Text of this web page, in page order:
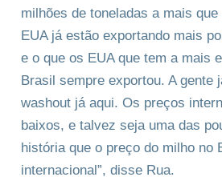
milhões de toneladas a mais
EUA já estão exportando mais
e o que os EUA que tem a mais
Brasil sempre exportou. A gente
washout já aqui. Os preços
baixos, e talvez seja uma das
história que o preço do milho no
internacional”, disse Rua.